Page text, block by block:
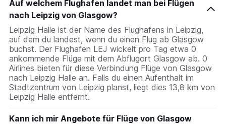
Auf welchem Flughafen landet man bei Flügen
nach Leipzig von Glasgow?
Leipzig Halle ist der Name des Flughafens in Leipzig,
auf dem du landest, wenn du einen Flug ab Glasgow
buchst. Der Flughafen LEJ wickelt pro Tag etwa 0
ankommende Flüge mit dem Abflugort Glasgow ab. 0
Airlines bieten für diese Verbindung Flüge von Glasgow
nach Leipzig Halle an. Falls du einen Aufenthalt im
Stadtzentrum von Leipzig planst, liegt dies 13,8 km von
Leipzig Halle entfernt.
Kann ich mir Angebote für Flüge von Glasgow